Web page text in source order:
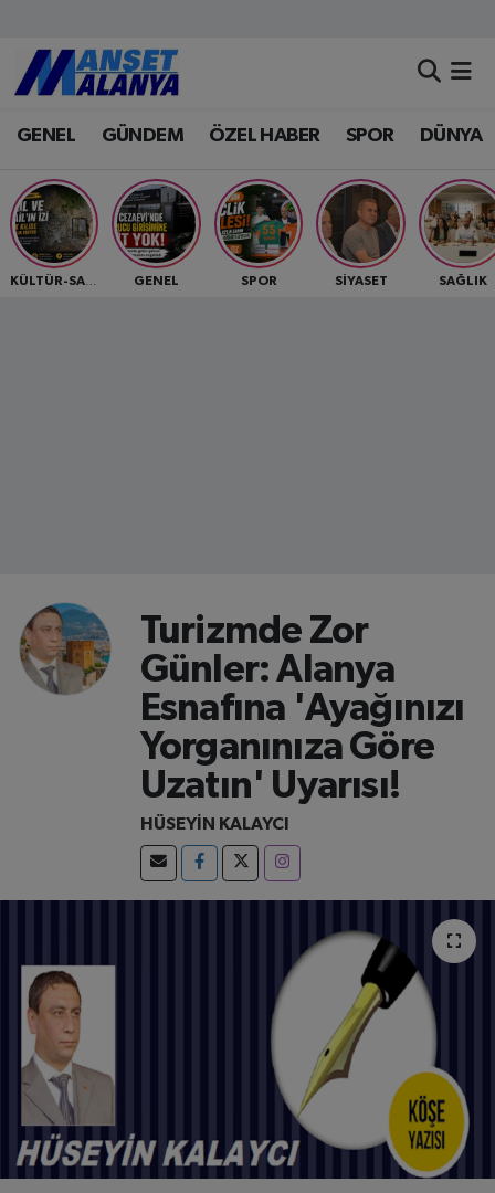
GENEL GÜNDEM ÖZEL HABER SPOR DÜNYA
KÜLTÜR-SANAT GENEL SPOR SİYASET SAĞLIK
Turizmde Zor
Günler: Alanya
Esnafına 'Ayağınızı
Yorganınıza Göre
Uzatın' Uyarısı!
HÜSEYİN KALAYCI
Antalya Nöbetçi Eczaneler
Antalya Hava Durumu
Antalya Namaz Vakitleri
Antalya Trafik Yoğunluk Haritası